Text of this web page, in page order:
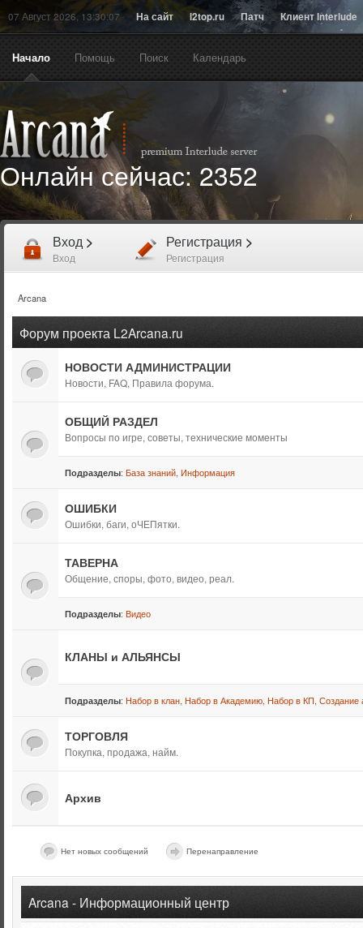
07 Август 2026, 13:30:07 На сайт l2top.ru Патч Клиент Interlude
Начало Помощь Поиск Календарь
Онлайн сейчас:2352
Вход >
Вход
Регистрация >
Регистрация
Arcana
Форум проекта L2Arcana.ru
НОВОСТИ АДМИНИСТРАЦИИ
Новости, FAQ, Правила форума.
ОБЩИЙ РАЗДЕЛ
Вопросы по игре, советы, технические моменты
Подразделы: База знаний Информация
ОШИБКИ
Ошибки, баги, оЧЕПятки.
ТАВЕРНА
Общение, споры, фото, видео, реал.
Подразделы: Видео
КЛАНЫ и АЛЬЯНСЫ
Подразделы: Набор в клан Набор в Академию Набор в КП Создание
ТОРГОВЛЯ
Покупка, продажа, найм.
Архив
Нет новых сообщений Перенаправление
Arcana - Информационный центр